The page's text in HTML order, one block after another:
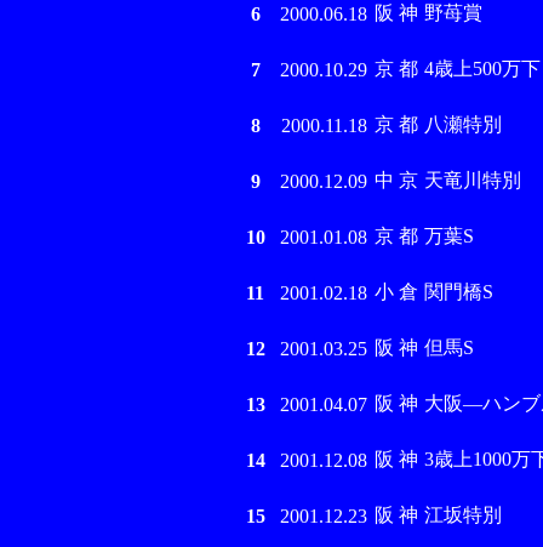
6 2000.06.18 阪 神 野苺賞
7 2000.10.29 京 都 4歳上500万下
8 2000.11.18 京 都 八瀬特別
9 2000.12.09 中 京 天竜川特別
10 2001.01.08 京 都 万葉S
11 2001.02.18 小 倉 関門橋S
12 2001.03.25 阪 神 但馬S
13 2001.04.07 阪 神 大阪―ハンブ
14 2001.12.08 阪 神 3歳上1000万
15 2001.12.23 阪 神 江坂特別